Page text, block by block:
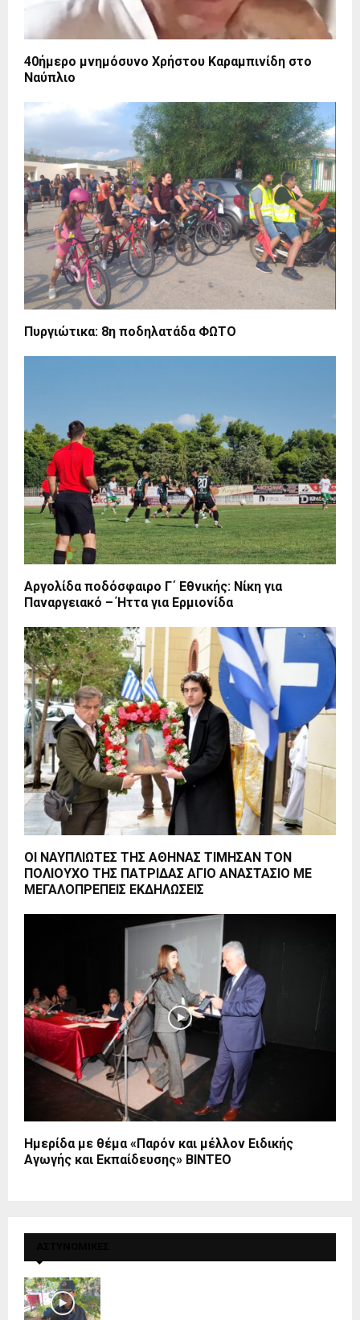
40ήμερο μνημόσυνο Χρήστου Καραμπινίδη στο
Ναύπλιο
Πυργιώτικα: 8η ποδηλατάδα ΦΩΤΟ
Αργολίδα ποδόσφαιρο Γ΄ Εθνικής: Νίκη για
Παναργειακό – Ήττα για Ερμιονίδα
ΟΙ ΝΑΥΠΛΙΩΤΕΣ ΤΗΣ ΑΘΗΝΑΣ ΤΙΜΗΣΑΝ ΤΟΝ
ΠΟΛΙΟΥΧΟ ΤΗΣ ΠΑΤΡΙΔΑΣ ΑΓΙΟ ΑΝΑΣΤΑΣΙΟ ΜΕ
ΜΕΓΑΛΟΠΡΕΠΕΙΣ ΕΚΔΗΛΩΣΕΙΣ
Ημερίδα με θέμα «Παρόν και μέλλον Ειδικής
Αγωγής και Εκπαίδευσης» ΒΙΝΤΕΟ